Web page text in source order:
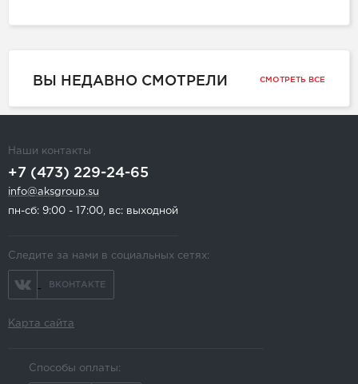
ВЫ НЕДАВНО СМОТРЕЛИ СМОТРЕТЬ ВСЕ
Наши контакты
+7 (473) 229-24-65
info@aksgroup.su
пн-сб: 9:00 - 17:00, вс: выходной
Следите за нами в социальных сетях:
ВКОНТАКТЕ
Карта сайта
Способы оплаты: